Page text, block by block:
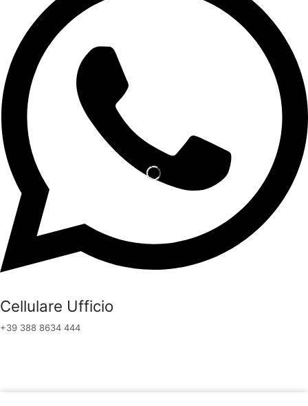
Cellulare Ufficio
+39 388 8634 444